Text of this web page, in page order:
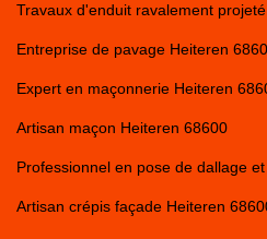
Travaux d'enduit ravalement
Entreprise de pavage Heiteren
Expert en maçonnerie Heiteren
Artisan maçon Heiteren 68600
Professionnel en pose de dallage
Artisan crépis façade Heiteren